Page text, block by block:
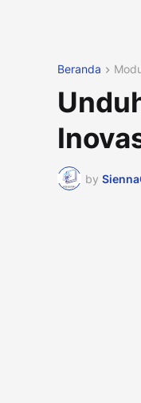
Beranda
by